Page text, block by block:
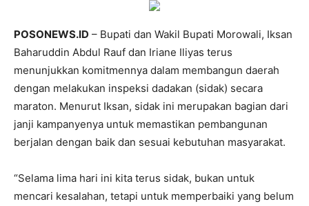
POSONEWS.ID – Bupati dan Wakil Bupati Morowali, Iksan
Baharuddin Abdul Rauf dan Iriane Iliyas terus
menunjukkan komitmennya dalam membangun daerah
dengan melakukan inspeksi dadakan (sidak) secara
maraton. Menurut Iksan, sidak ini merupakan bagian dari
janji kampanyenya untuk memastikan pembangunan
berjalan dengan baik dan sesuai kebutuhan masyarakat.
“Selama lima hari ini kita terus sidak, bukan untuk
mencari kesalahan, tetapi untuk memperbaiki yang belum